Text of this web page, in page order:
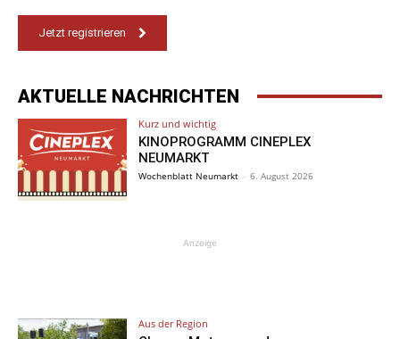
Jetzt registrieren
AKTUELLE NACHRICHTEN
Kurz und wichtig
KINOPROGRAMM CINEPLEX
NEUMARKT
Wochenblatt Neumarkt - 6. August 2026
Anzeige
Aus der Region